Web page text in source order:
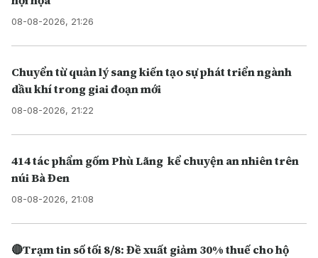
08-08-2026, 21:26
Chuyển từ quản lý sang kiến tạo sự phát triển ngành
dầu khí trong giai đoạn mới
08-08-2026, 21:22
414 tác phẩm gốm Phù Lãng kể chuyện an nhiên trên
núi Bà Đen
08-08-2026, 21:08
🔴Trạm tin số tối 8/8: Đề xuất giảm 30% thuế cho hộ